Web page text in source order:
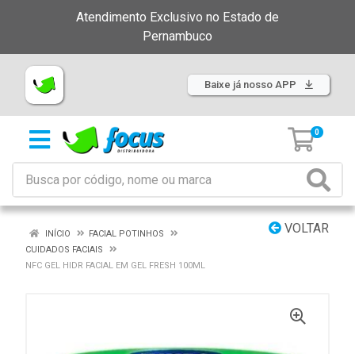
Atendimento Exclusivo no Estado de
Pernambuco
Baixe já nosso APP
0
VOLTAR
INÍCIO
FACIAL POTINHOS
CUIDADOS FACIAIS
NFC GEL HIDR FACIAL EM GEL FRESH 100ML